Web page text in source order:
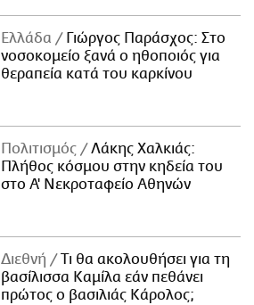
Ελλάδα
Γιώργος Παράσχος: Στο
νοσοκομείο ξανά ο ηθοποιός για
θεραπεία κατά του καρκίνου
Πολιτισμός
Λάκης Χαλκιάς:
Πλήθος κόσμου στην κηδεία του
στο Α' Νεκροταφείο Αθηνών
Διεθνή
Τι θα ακολουθήσει για τη
βασίλισσα Καμίλα εάν πεθάνει
πρώτος ο βασιλιάς Κάρολος;